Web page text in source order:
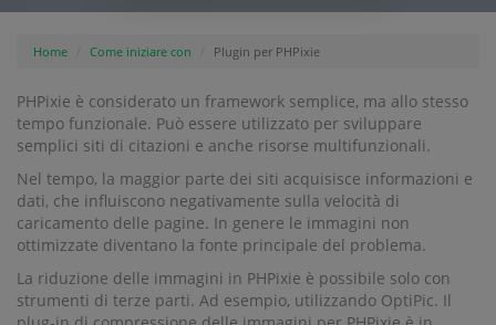
Home Come iniziare con Plugin per PHPixie
PHPixie è considerato un framework semplice, ma allo stesso
tempo funzionale. Può essere utilizzato per sviluppare
semplici siti di citazioni e anche risorse multifunzionali.
Nel tempo, la maggior parte dei siti acquisisce informazioni e
dati, che influiscono negativamente sulla velocità di
caricamento delle pagine. In genere le immagini non
ottimizzate diventano la fonte principale del problema.
La riduzione delle immagini in PHPixie è possibile solo con
strumenti di terze parti. Ad esempio, utilizzando OptiPic. Il